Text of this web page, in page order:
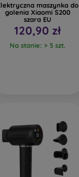
maszynka do
golenia Xiaomi S200
szara EU
120,90 zł
Na stanie: > 5 szt.